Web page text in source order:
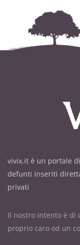
vivix.it è un portale
defunti inseriti
privati
Il nostro intento è di
proprio caro od un